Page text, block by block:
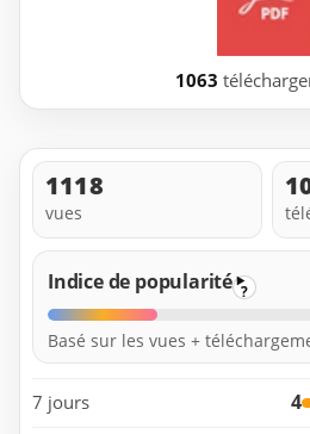
1063
1118
vues
Indice de popularité ?
Basé sur les vues +
7 jours 4